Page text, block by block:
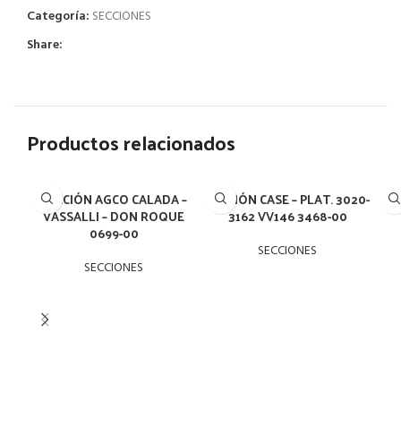
Categoría: SECCIONES
Share:
Productos relacionados
SECCIÓN AGCO CALADA –
VASSALLI – DON ROQUE
0699-00
SECCIONES
SECCIÓN CASE – PLAT. 3020-
3162 VV146 3468-00
SECCIONES